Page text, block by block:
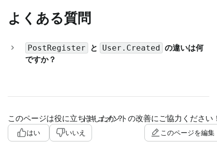
よくある質問
PostRegister と User.Created
の違いは何
ですか？
このページは役に立ちましたか？
はい いいえ
ドキュメントの改善にご協力ください
このページを編集